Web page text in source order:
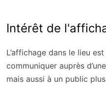
Intérêt de
L’affichage dans le lieu
communiquer auprès
mais aussi à un public